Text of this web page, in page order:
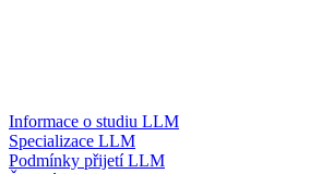
Informace o studiu LLM
Specializace LLM
Podmínky přijetí LLM